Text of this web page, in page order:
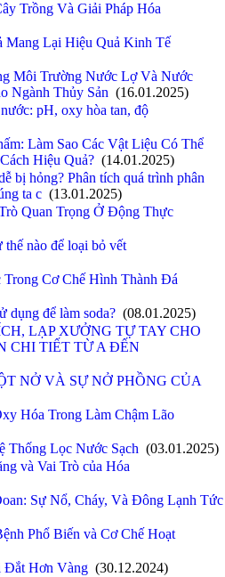
Trồng Và Giải Pháp Hóa
Mang Lại Hiệu Quả Kinh Tế
Môi Trường Nước Lợ Và Nước
Ngành Thủy Sản (16.01.2025)
pH, oxy hòa tan, độ
Làm Sao Các Vật Liệu Có Thể
Hiệu Quả? (14.01.2025)
bị hỏng? Phân tích quá trình phân
ta c (13.01.2025)
Quan Trọng Ở Động Thực
nào để loại bỏ vết
Cơ Chế Hình Thành Đá
dụng để làm soda? (08.01.2025)
LẠP XƯỞNG TỰ TAY CHO
CHI TIẾT TỪ A ĐẾN
NỞ VÀ SỰ NỞ PHỒNG CỦA
Hóa Trong Làm Chậm Lão
Thống Lọc Nước Sạch (03.01.2025)
và Vai Trò của Hóa
Sự Nổ, Cháy, Và Đông Lạnh Tức
Phổ Biến và Cơ Chế Hoạt
Đắt Hơn Vàng (30.12.2024)